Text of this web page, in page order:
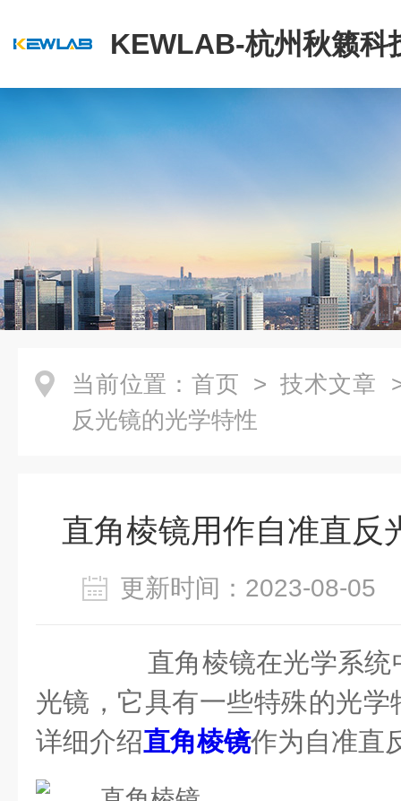
KEWLAB-杭州秋籁科
公司
当前位置： 首页 > 技术文章
反光镜的光学特性
直角棱镜用作自准直反
更新时间：2023-08-
直角棱镜在光学系统
光镜，它具有一些特殊的光
详细介绍直角棱镜作为自准直